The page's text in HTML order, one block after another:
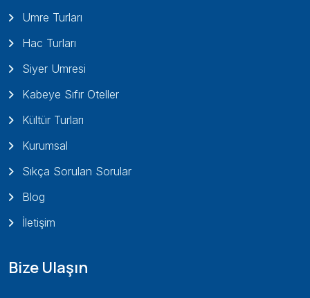
Umre Turları
Hac Turları
Siyer Umresi
Kabeye Sıfır Oteller
Kültür Turları
Kurumsal
Sıkça Sorulan Sorular
Blog
İletişim
Bize Ulaşın